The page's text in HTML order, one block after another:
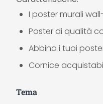
I poster murali
Poster di qualità
Abbina i tuoi
Cornice
Tema